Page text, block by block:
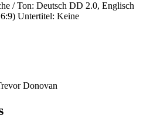
/ Ton: Deutsch DD 2.0, Englisch
Untertitel: Keine
Donovan